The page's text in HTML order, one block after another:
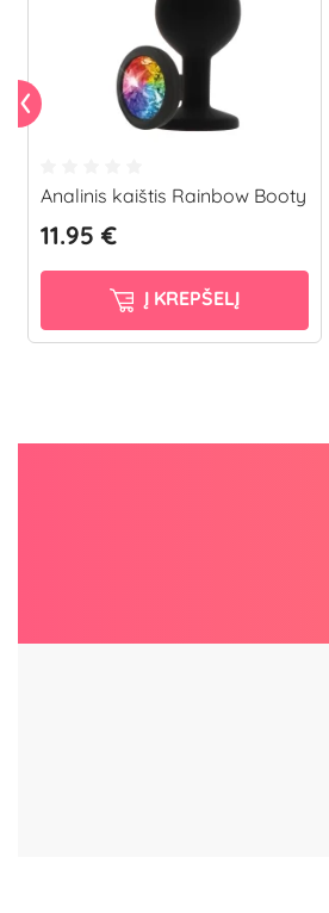
Analinis kaištis Rainbow Booty
11.95 €
Į KREPŠELĮ